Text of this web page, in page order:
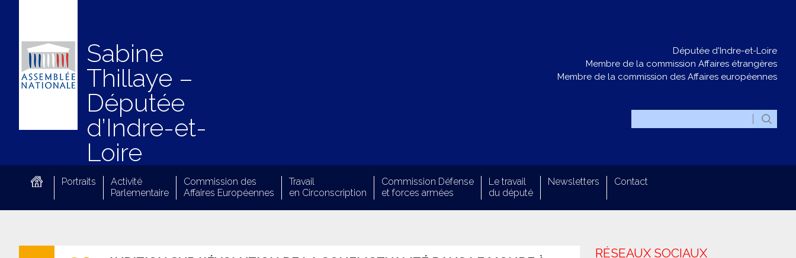
Sabine
Thillaye –
Députée
d’Indre-et-
Loire
Députée d'Indre-et-Loire
Membre de la commission Affaires étrangères
Membre de la commission des Affaires européennes
Portraits
Activité
Parlementaire
Commission des
Affaires Européennes
Travail
en Circonscription
Commission Défense
et forces armées
Le travail
du député
Newsletters Contact
RÉSEAUX SOCIAUX